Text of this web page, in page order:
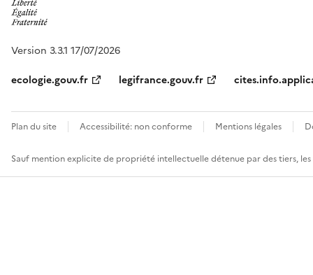
Version 3.3.1 17/07/2026
ecologie.gouv.fr
legifrance.gouv.fr
Plan du site Accessibilité: non conforme Mentions légales
Sauf mention explicite de propriété intellectuelle détenue par des tiers,